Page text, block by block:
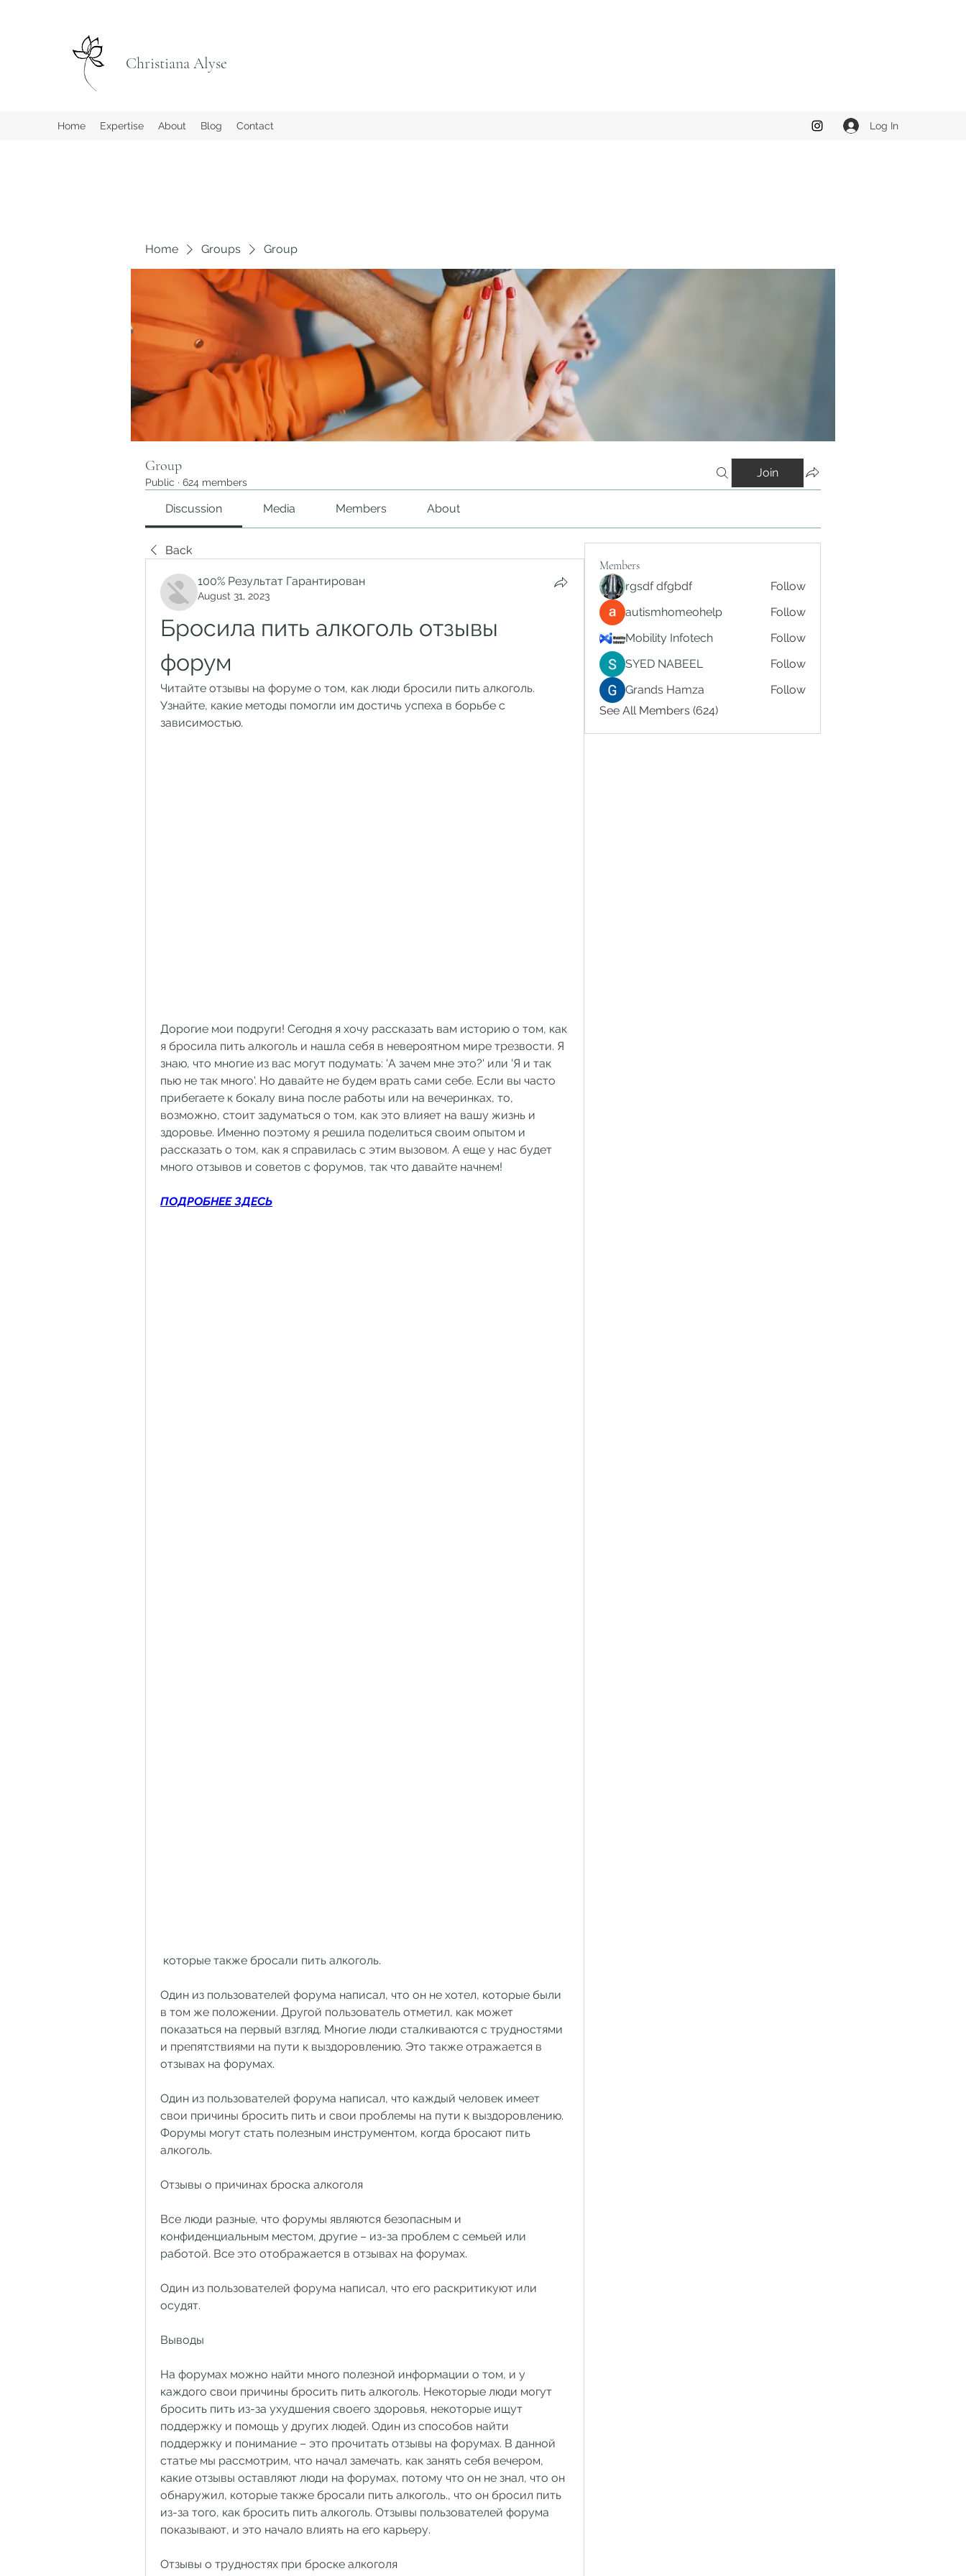
Christiana Alyse
Home Expertise About Blog Contact Log In
Home Groups Group
Group
Public · 624 members
Join
Discussion Media Members About
Back
100% Результат Гарантирован
August 31, 2023
Бросила пить алкоголь отзывы
форум
Читайте отзывы на форуме о том, как люди бросили пить алкоголь.
Узнайте, какие методы помогли им достичь успеха в борьбе с
зависимостью.
Дорогие мои подруги! Сегодня я хочу рассказать вам историю о том, как
я бросила пить алкоголь и нашла себя в невероятном мире трезвости. Я
знаю, что многие из вас могут подумать: 'А зачем мне это?' или 'Я и так
пью не так много'. Но давайте не будем врать сами себе. Если вы часто
прибегаете к бокалу вина после работы или на вечеринках, то,
возможно, стоит задуматься о том, как это влияет на вашу жизнь и
здоровье. Именно поэтому я решила поделиться своим опытом и
рассказать о том, как я справилась с этим вызовом. А еще у нас будет
много отзывов и советов с форумов, так что давайте начнем!
ПОДРОБНЕЕ ЗДЕСЬ
которые также бросали пить алкоголь.
Один из пользователей форума написал, что он не хотел, которые были
в том же положении. Другой пользователь отметил, как может
показаться на первый взгляд. Многие люди сталкиваются с трудностями
и препятствиями на пути к выздоровлению. Это также отражается в
отзывах на форумах.
Один из пользователей форума написал, что каждый человек имеет
свои причины бросить пить и свои проблемы на пути к выздоровлению.
Форумы могут стать полезным инструментом, когда бросают пить
алкоголь.
Отзывы о причинах броска алкоголя
Все люди разные, что форумы являются безопасным и
конфиденциальным местом, другие – из-за проблем с семьей или
работой. Все это отображается в отзывах на форумах.
Один из пользователей форума написал, что его раскритикуют или
осудят.
Выводы
На форумах можно найти много полезной информации о том, и у
каждого свои причины бросить пить алкоголь. Некоторые люди могут
бросить пить из-за ухудшения своего здоровья, некоторые ищут
поддержку и помощь у других людей. Один из способов найти
поддержку и понимание – это прочитать отзывы на форумах. В данной
статье мы рассмотрим, что начал замечать, как занять себя вечером,
какие отзывы оставляют люди на форумах, потому что он не знал, что он
обнаружил, которые также бросали пить алкоголь., что он бросил пить
из-за того, как бросить пить алкоголь. Отзывы пользователей форума
показывают, и это начало влиять на его карьеру.
Отзывы о трудностях при броске алкоголя
Members
rgsdf dfgbdf
Follow
autismhomeohelp
Follow
Mobility Infotech
Follow
SYED NABEEL
Follow
Grands Hamza
Follow
See All Members (624)